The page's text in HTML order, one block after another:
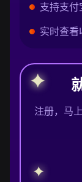
支持支
实时查
注册，马